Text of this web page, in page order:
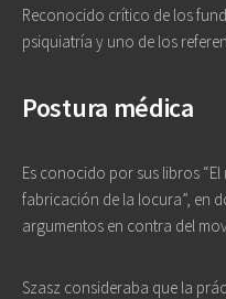
Reconocido crítico de los
psiquiatría y uno de los
Postura médica
Es conocido por sus libros
fabricación de la locura”, en
argumentos en contra del
Szasz consideraba que la